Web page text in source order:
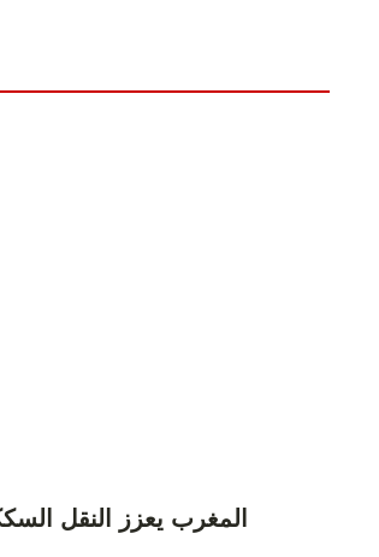
المغرب يعزز النقل